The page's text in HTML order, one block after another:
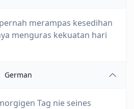
merampas kesedihan
menguras kekuatan hari
German
Tag nie seines